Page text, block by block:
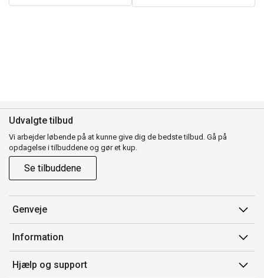
Udvalgte tilbud
Vi arbejder løbende på at kunne give dig de bedste tilbud. Gå på
opdagelse i tilbuddene og gør et kup.
Se tilbuddene
Genveje
Min side
Ordrehistorik
Gavekort
Information
Salgsbetingelser
Hjælp og support